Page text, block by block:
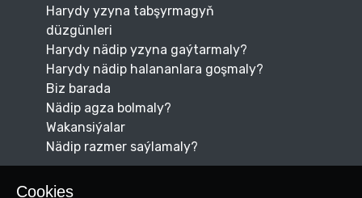
Cookies
Harydy yzyna tabşyrmagyň
düzgünleri
Harydy nädip yzyna gaýtarmaly?
Harydy nädip halananlara goşmaly?
Biz barada
Nädip agza bolmaly?
Wakansiýalar
Nädip razmer saýlamaly?